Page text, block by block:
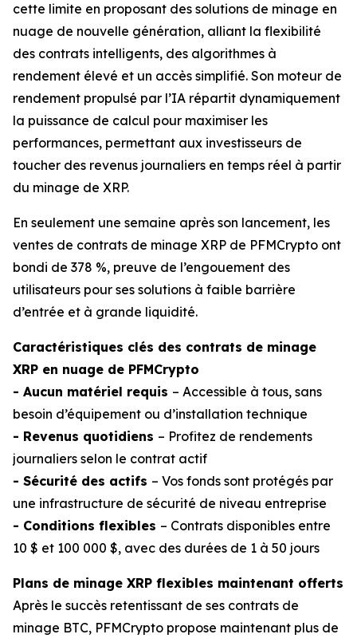
cette limite en proposant des solutions de minage en
nuage de nouvelle génération, alliant la flexibilité
des contrats intelligents, des algorithmes à
rendement élevé et un accès simplifié. Son moteur de
rendement propulsé par l’IA répartit dynamiquement
la puissance de calcul pour maximiser les
performances, permettant aux investisseurs de
toucher des revenus journaliers en temps réel à partir
du minage de XRP.
En seulement une semaine après son lancement, les
ventes de contrats de minage XRP de PFMCrypto ont
bondi de 378 %, preuve de l’engouement des
utilisateurs pour ses solutions à faible barrière
d’entrée et à grande liquidité.
Caractéristiques clés des contrats de minage
XRP en nuage de PFMCrypto
- Aucun matériel requis – Accessible à tous, sans
besoin d’équipement ou d’installation technique
- Revenus quotidiens – Profitez de rendements
journaliers selon le contrat actif
- Sécurité des actifs – Vos fonds sont protégés par
une infrastructure de sécurité de niveau entreprise
- Conditions flexibles – Contrats disponibles entre
10 $ et 100 000 $, avec des durées de 1 à 50 jours
Plans de minage XRP flexibles maintenant offerts
Après le succès retentissant de ses contrats de
minage BTC, PFMCrypto propose maintenant plus de